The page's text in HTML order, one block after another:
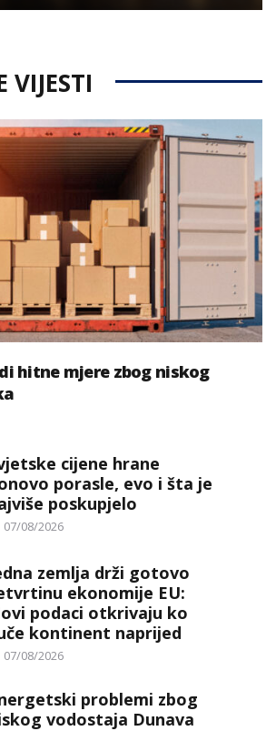
VIJESTI
hitne mjere zbog niskog
cijene hrane
porasle, evo i šta je
poskupjelo
Posted
07/08/2026
zemlja drži gotovo
ekonomije EU:
podaci otkrivaju ko
kontinent naprijed
Posted
07/08/2026
problemi zbog
vodostaja Dunava